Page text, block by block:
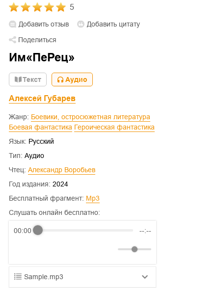
5
Добавить отзыв
Добавить цитату
Поделиться
Им«ПеРец»
Текст Аудио
Алексей Губарев
Жанр:
Боевики, остросюжетная литература
Боевая фантастика
Героическая фантастика
Язык: Русский
Тип: Аудио
Чтец:
Александр Воробьев
Год издания: 2024
Бесплатный фрагмент:
mp3
Слушать онлайн бесплатно:
00:00 --:--
Sample.mp3